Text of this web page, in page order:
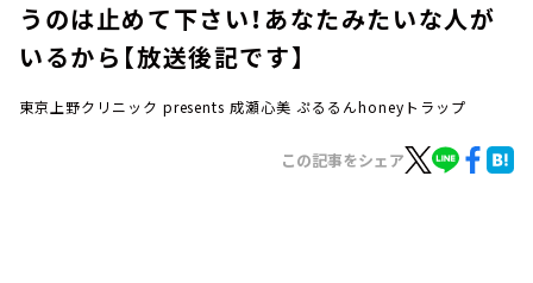
うのは止めて下さい！あなたみたいな人が
いるから【放送後記です】
東京上野クリニック presents 成瀬心美 ぷるるんhoneyトラップ
この記事をシェア